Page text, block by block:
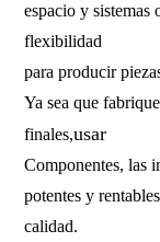
espacio y sistemas
flexibilidad
para producir
Ya sea que
finales,usar
Componentes, las
potentes y
calidad.